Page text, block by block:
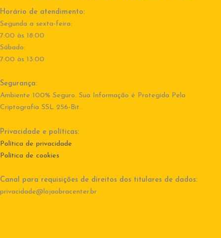
Horário de atendimento:
Segunda a sexta-feira:
7:00 às 18:00
Sábado:
7:00 às 13:00
Segurança:
Ambiente 100% Seguro. Sua Informação é Protegida Pela
Criptografia SSL 256-Bit.
Privacidade e políticas:
Política de privacidade
Política de cookies
Canal para requisições de direitos dos titulares de dados:
privacidade@lojaobracenter.br